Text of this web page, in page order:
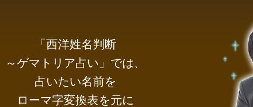
「西洋姓名判断
～ゲマトリア占い」では、
占いたい名前を
ローマ字変換表を元に